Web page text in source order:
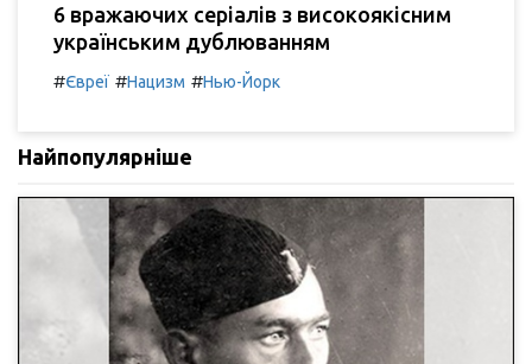
6 вражаючих серіалів з високоякісним
українським дублюванням
#Євреї #Нацизм #Нью-Йорк
Найпопулярніше